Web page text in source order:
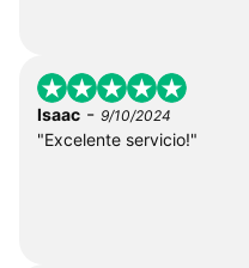
Isaac - 9/10/2024
"Excelente servicio!"